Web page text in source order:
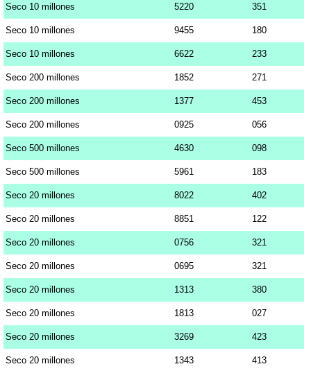
Seco 10 millones 5220 351
Seco 10 millones 9455 180
Seco 10 millones 6622 233
Seco 200 millones 1852 271
Seco 200 millones 1377 453
Seco 200 millones 0925 056
Seco 500 millones 4630 098
Seco 500 millones 5961 183
Seco 20 millones 8022 402
Seco 20 millones 8851 122
Seco 20 millones 0756 321
Seco 20 millones 0695 321
Seco 20 millones 1313 380
Seco 20 millones 1813 027
Seco 20 millones 3269 423
Seco 20 millones 1343 413